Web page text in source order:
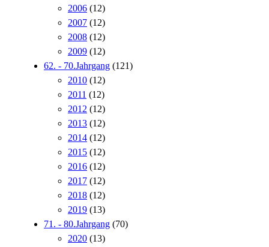
2006 (12)
2007 (12)
2008 (12)
2009 (12)
62. - 70.Jahrgang (121)
2010 (12)
2011 (12)
2012 (12)
2013 (12)
2014 (12)
2015 (12)
2016 (12)
2017 (12)
2018 (12)
2019 (13)
71. - 80.Jahrgang (70)
2020 (13)